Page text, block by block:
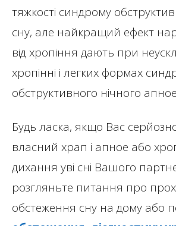
тяжкості синдрому
сну, але найкращий ефект
від хропіння дають при
хропінні і легких формах
обструктивного нічного
Будь ласка, якщо Вас
власний храп і апное або
дихання уві сні Вашого
розгляньте питання про
обстеження сну на дому або